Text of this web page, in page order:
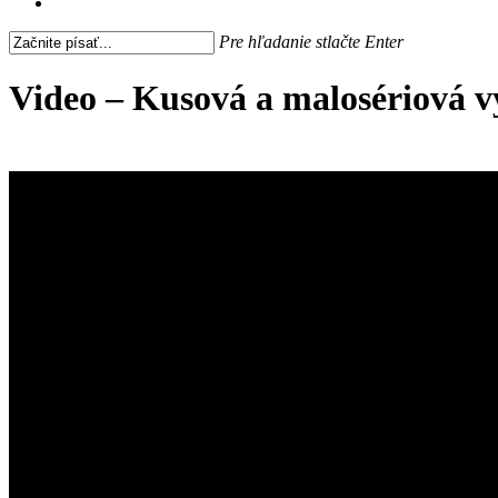
Pre hľadanie stlačte Enter
Search
Video – Kusová a malosériová